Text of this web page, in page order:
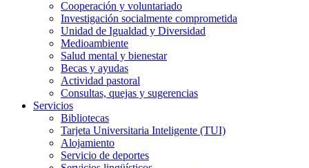
Cooperación y voluntariado
Investigación socialmente comprometida
Unidad de Igualdad y Diversidad
Medioambiente
Salud mental y bienestar
Becas y ayudas
Actividad pastoral
Consultas, quejas y sugerencias
Servicios
Bibliotecas
Tarjeta Universitaria Inteligente (TUI)
Alojamiento
Servicio de deportes